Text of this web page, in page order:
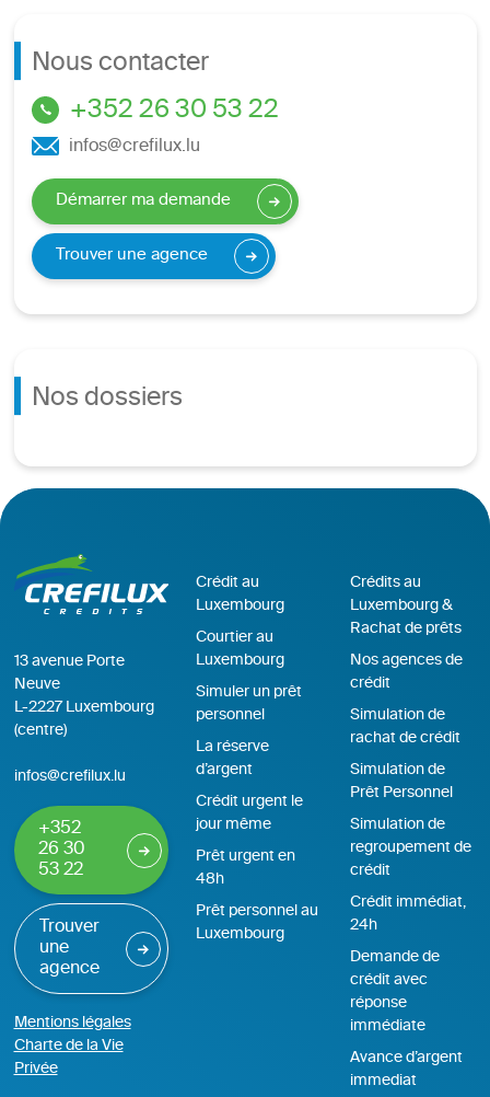
Nous contacter
+352 26 30 53 22
infos@crefilux.lu
Démarrer ma demande
Trouver une agence
Nos dossiers
13 avenue Porte
Neuve
L-2227 Luxembourg
(centre)
infos@crefilux.lu
+352
26 30
53 22
Trouver
une
agence
Mentions légales
Charte de la Vie
Privée
Crédit au
Luxembourg
Courtier au
Luxembourg
Simuler un prêt
personnel
La réserve
d’argent
Crédit urgent le
jour même
Prêt urgent en
48h
Prêt personnel au
Luxembourg
Crédits au
Luxembourg &
Rachat de prêts
Nos agences de
crédit
Simulation de
rachat de crédit
Simulation de
Prêt Personnel
Simulation de
regroupement de
crédit
Crédit immédiat,
24h
Demande de
crédit avec
réponse
immédiate
Avance d’argent
immediat